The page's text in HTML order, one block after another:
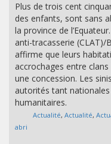
Plus de trois cent
des enfants, sont sans
la province de
anti-tracasserie (CLAT)/
affirme que leurs
accrochages entre
une concession. Les
autorités tant nationales
humanitaires.
Actualité, Actualité,
abri